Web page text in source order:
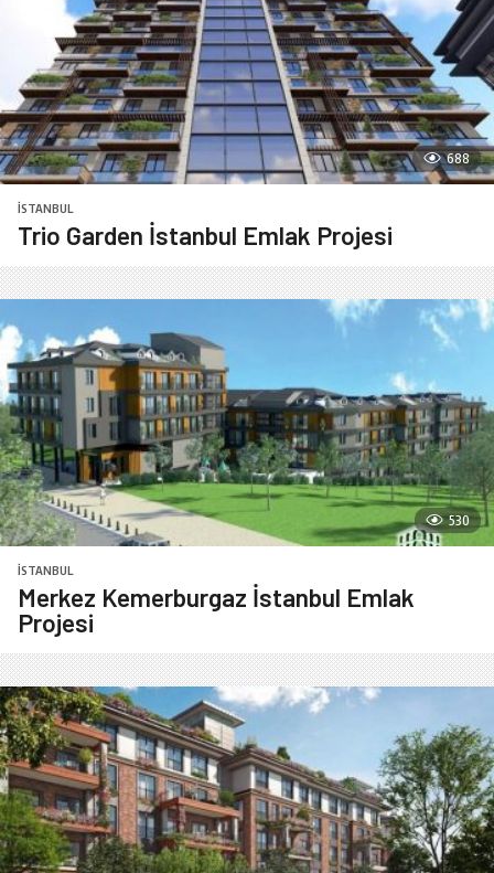
688
İSTANBUL
Trio Garden İstanbul Emlak Projesi
530
İSTANBUL
Merkez Kemerburgaz İstanbul Emlak
Projesi